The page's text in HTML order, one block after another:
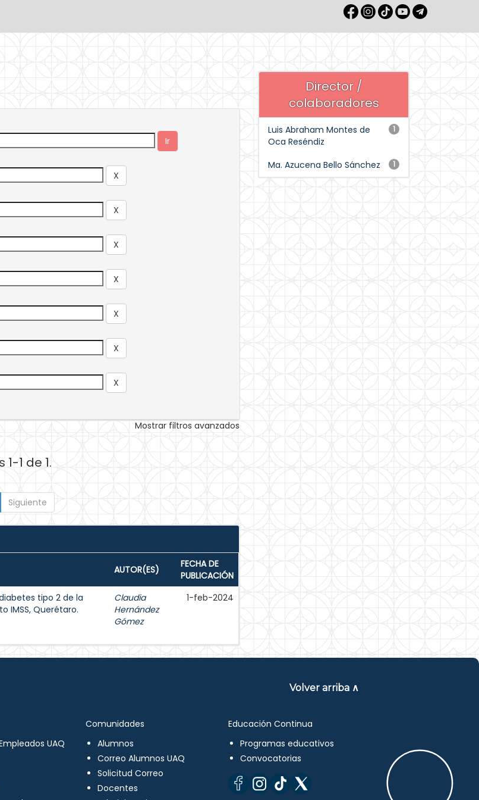
Mostrar filtros avanzados
1 de 1.
Siguiente
AUTOR(ES)
FECHA DE
PUBLICACIÓN
tipo 2 de la
IMSS, Querétaro.
Claudia
Hernández
Gómez
1-feb-2024
Director /
colaboradores
1
Luis Abraham Montes de
Oca Reséndiz
1
Ma. Azucena Bello Sánchez
Volver arriba ∧
UAQ
Comunidades
Alumnos
Correo Alumnos UAQ
Solicitud Correo
Docentes
Educación Continua
Programas educativos
Convocatorias